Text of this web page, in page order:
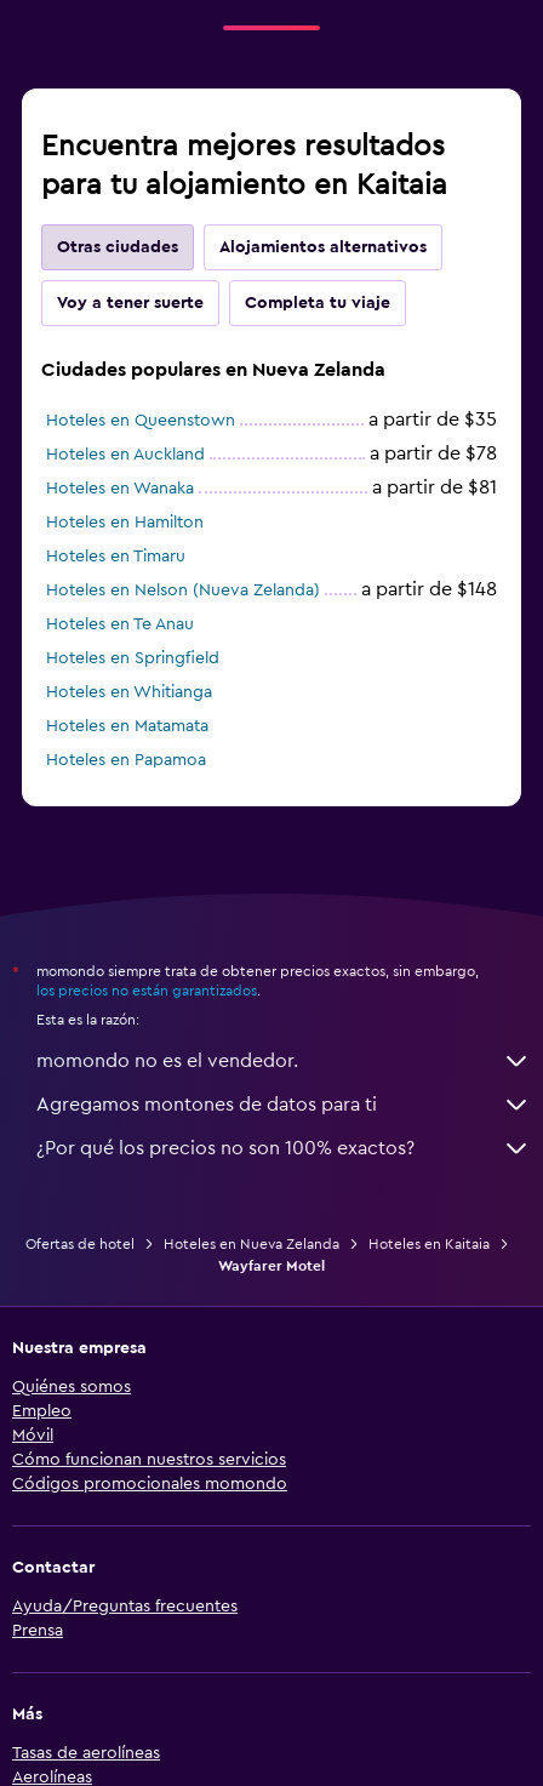
Encuentra mejores resultados
para tu alojamiento en Kaitaia
Otras ciudades Alojamientos alternativos
Voy a tener suerte Completa tu viaje
Ciudades populares en Nueva Zelanda
Hoteles en Queenstown a partir de $35
Hoteles en Auckland a partir de $78
Hoteles en Wanaka a partir de $81
Hoteles en Hamilton
Hoteles en Timaru
Hoteles en Nelson (Nueva Zelanda)
a partir de $148
Hoteles en Te Anau
Hoteles en Springfield
Hoteles en Whitianga
Hoteles en Matamata
Hoteles en Papamoa
*
momondo siempre trata de obtener precios exactos, sin embargo,
los precios no están garantizados
Esta es la razón:
momondo no es el vendedor.
Agregamos montones de datos para ti
¿Por qué los precios no son 100% exactos?
Ofertas de hotel Hoteles en Nueva Zelanda
Hoteles en Kaitaia
Wayfarer Motel
Nuestra empresa
Quiénes somos
Empleo
Móvil
Cómo funcionan nuestros servicios
Códigos promocionales momondo
Contactar
Ayuda/Preguntas frecuentes
Prensa
Más
Tasas de aerolíneas
Aerolíneas